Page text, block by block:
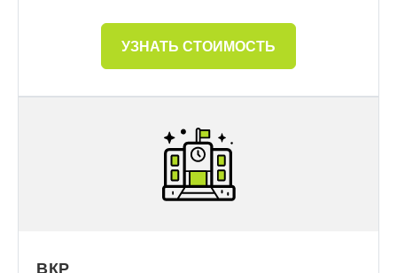
УЗНАТЬ СТОИМОСТЬ
ВКР